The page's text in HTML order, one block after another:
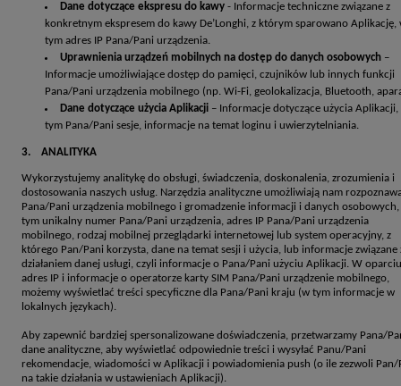
Dane dotyczące ekspresu do kawy - Informacje techniczne związane z
konkretnym ekspresem do kawy De’Longhi, z którym sparowano Aplikację,
tym adres IP Pana/Pani urządzenia.
Uprawnienia urządzeń mobilnych na dostęp do danych osobowych –
Informacje umożliwiające dostęp do pamięci, czujników lub innych funkcji
Pana/Pani urządzenia mobilnego (np. Wi-Fi, geolokalizacja, Bluetooth,
Dane dotyczące użycia Aplikacji – Informacje dotyczące użycia Aplikacji,
tym Pana/Pani sesje, informacje na temat loginu i uwierzytelniania.
3. ANALITYKA
Wykorzystujemy analitykę do obsługi, świadczenia, doskonalenia, zrozumienia i
dostosowania naszych usług. Narzędzia analityczne umożliwiają nam
Pana/Pani urządzenia mobilnego i gromadzenie informacji i danych
tym unikalny numer Pana/Pani urządzenia, adres IP Pana/Pani urządzenia
mobilnego, rodzaj mobilnej przeglądarki internetowej lub system operacyjny, z
którego Pan/Pani korzysta, dane na temat sesji i użycia, lub informacje związane
działaniem danej usługi, czyli informacje o Pana/Pani użyciu Aplikacji. W
adres IP i informacje o operatorze karty SIM Pana/Pani urządzenie mobilnego,
możemy wyświetlać treści specyficzne dla Pana/Pani kraju (w tym informacje w
lokalnych językach).
Aby zapewnić bardziej spersonalizowane doświadczenia, przetwarzamy Pana/
dane analityczne, aby wyświetlać odpowiednie treści i wysyłać Panu/Pani
rekomendacje, wiadomości w Aplikacji i powiadomienia push (o ile zezwoli Pan/
na takie działania w ustawieniach Aplikacji).